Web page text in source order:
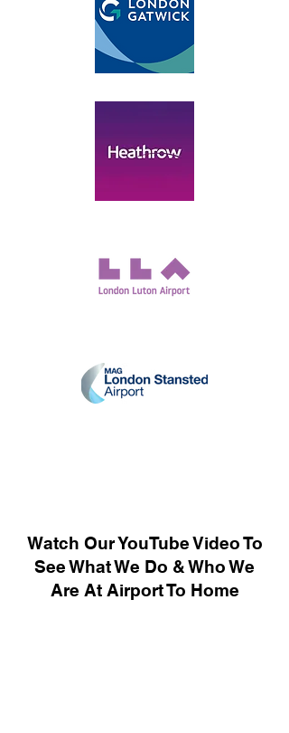
Watch Our YouTube Video To
See What We Do & Who We
Are At Airport To Home